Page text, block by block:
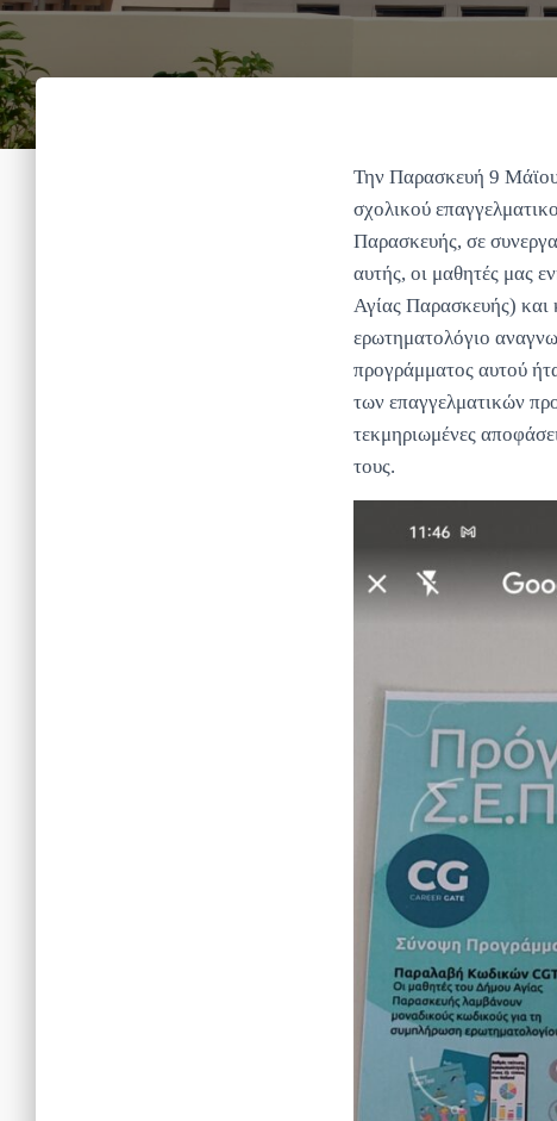
Την Παρασκευή 9 Μάϊου
σχολικού
Παρασκευής, σε
αυτής, οι μαθητές μας
Αγίας Παρασκευής) και
ερωτηματολόγιο
προγράμματος αυτού
των επαγγελματικών
τεκμηριωμένες
τους.